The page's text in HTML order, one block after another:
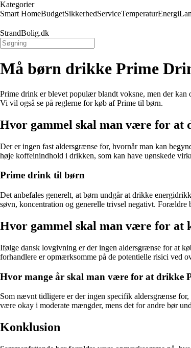
Kategorier
Smart HomeBudgetSikkerhedServiceTemperaturEnergi
StrandBolig.dk
Må børn drikke Prime
Prime drink er blevet populær blandt voksne, men der
Vi vil også se på reglerne for køb af Prime til børn.
Hvor gammel skal man være for at
Der er ingen fast aldersgrænse for, hvornår man kan
høje koffeinindhold i drikken, som kan have uønskede
Prime drink til børn
Det anbefales generelt, at børn undgår at drikke
søvn, koncentration og generelle trivsel negativt.
Hvor gammel skal man være for at
Ifølge dansk lovgivning er der ingen aldersgrænse for at
forhandlere er opmærksomme på de potentielle risici ved
Hvor mange år skal man være for at drikke
Som nævnt tidligere er der ingen specifik aldersgrænse
være okay i moderate mængder, mens det for andre bør
Konklusion